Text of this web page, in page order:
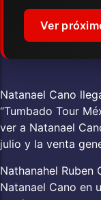
Ver
Natanael Cano
“Tumbado Tour
ver a Natanael
julio y la venta
Nathanahel
Natanael Cano en